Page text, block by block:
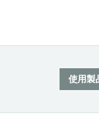
使用製